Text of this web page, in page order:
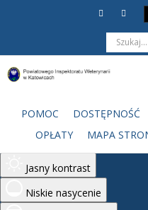
Monochromatyczny
Ciemny kontrast
Jasny kontrast
Niskie nasycenie
POMOC DOSTĘPNOŚĆ
OPŁATY
MAPA